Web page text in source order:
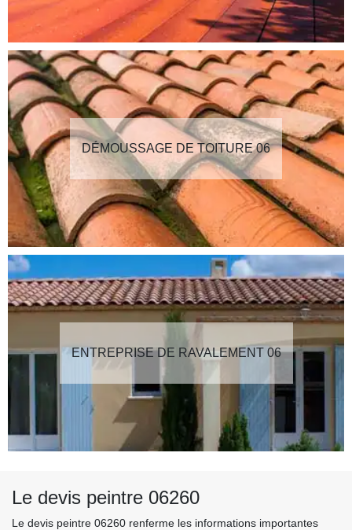
DÉMOUSSAGE DE TOITURE 06
ENTREPRISE DE RAVALEMENT 06
Le devis peintre 06260
Le devis peintre 06260 renferme les informations importantes